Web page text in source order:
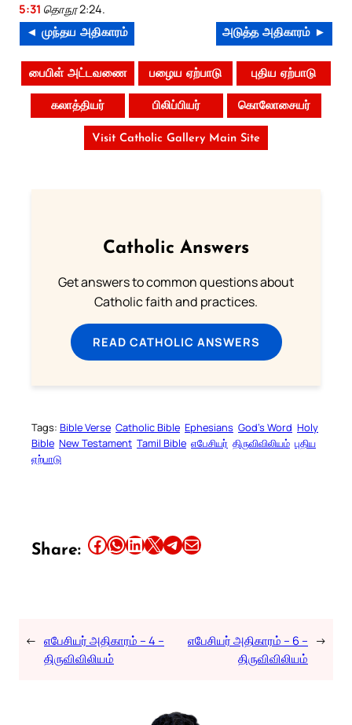
5:31 தொநூ 2:24.
◄ முந்தய அதிகாரம் அடுத்த அதிகாரம் ►
பைபிள் அட்டவணை பழைய ஏற்பாடு புதிய ஏற்பாடு
கலாத்தியர் பிலிப்பியர் கொலோசையர்
Visit Catholic Gallery Main Site
Catholic Answers
Get answers to common questions about
Catholic faith and practices.
READ CATHOLIC ANSWERS
Tags: Bible Verse Catholic Bible Ephesians God’s Word Holy
Bible New Testament Tamil Bible எபேசியர் திருவிவிலியம் புதிய
ஏற்பாடு
Share: Share this article on Facebook Share this article on WhatsApp Share this article on LinkedIn Share this article on X Share this article on TelegramEmail this Article
← எபேசியர் அதிகாரம் – 4 –
திருவிவிலியம்
எபேசியர் அதிகாரம் – 6 –
திருவிவிலியம்
→